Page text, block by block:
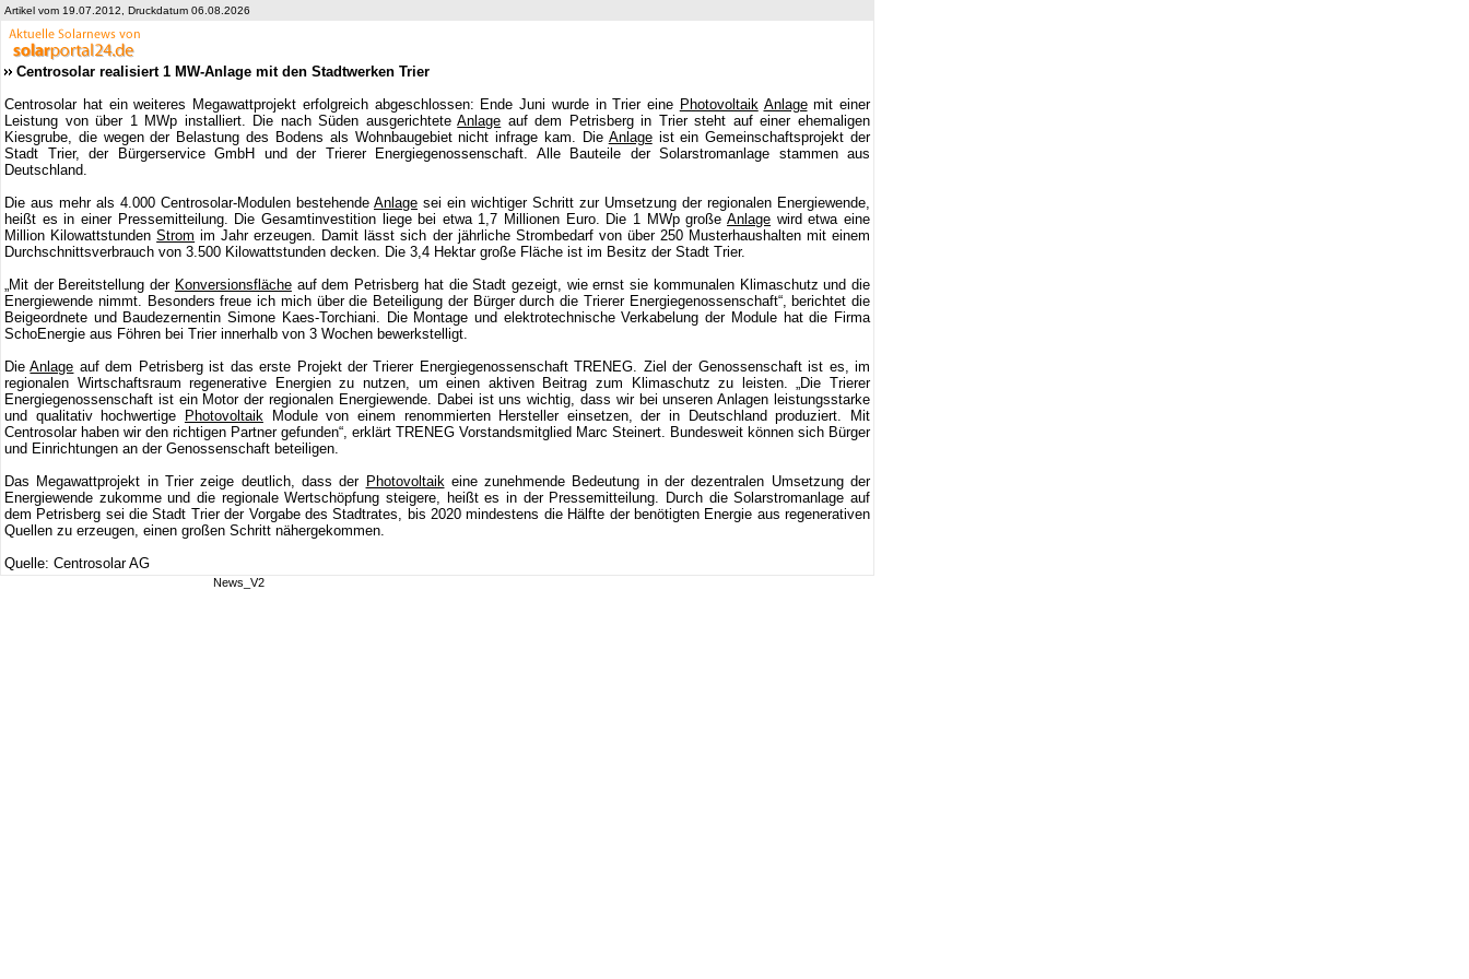
Artikel vom 19.07.2012, Druckdatum 06.08.2026
Centrosolar realisiert 1 MW-Anlage mit den Stadtwerken Trier
Centrosolar hat ein weiteres Megawattprojekt erfolgreich abgeschlossen: Ende Juni wurde in Trier eine Photovoltaik Anlagemit einer
Leistung von über 1 MWp installiert. Die nach Süden ausgerichteteAnlage auf dem Petrisberg in Trier steht auf einer ehemaligen
Kiesgrube, die wegen der Belastung des Bodens als Wohnbaugebiet nicht infrage kam. Die Anlageist ein Gemeinschaftsprojekt der
Stadt Trier, der Bürgerservice GmbH und der Trierer Energiegenossenschaft. Alle Bauteile der Solarstromanlage stammen aus
Deutschland.
Die aus mehr als 4.000 Centrosolar-Modulen bestehende Anlage sei ein wichtiger Schritt zur Umsetzung der regionalen Energiewende,
heißt es in einer Pressemitteilung. Die Gesamtinvestition liege bei etwa 1,7 Millionen Euro. Die 1 MWp großeAnlage wird etwa eine
Million KilowattstundenStrom im Jahr erzeugen. Damit lässt sich der jährliche Strombedarf von über 250 Musterhaushalten mit einem
Durchschnittsverbrauch von 3.500 Kilowattstunden decken. Die 3,4 Hektar große Fläche ist im Besitz der Stadt Trier.
„Mit der Bereitstellung der Konversionsflächeauf dem Petrisberg hat die Stadt gezeigt, wie ernst sie kommunalen Klimaschutz und die
Energiewende nimmt. Besonders freue ich mich über die Beteiligung der Bürger durch die Trierer Energiegenossenschaft“, berichtet die
Beigeordnete und Baudezernentin Simone Kaes-Torchiani. Die Montage und elektrotechnische Verkabelung der Module hat die Firma
SchoEnergie aus Föhren bei Trier innerhalb von 3 Wochen bewerkstelligt.
DieAnlage auf dem Petrisberg ist das erste Projekt der Trierer Energiegenossenschaft TRENEG. Ziel der Genossenschaft ist es, im
regionalen Wirtschaftsraum regenerative Energien zu nutzen, um einen aktiven Beitrag zum Klimaschutz zu leisten. „Die Trierer
Energiegenossenschaft ist ein Motor der regionalen Energiewende. Dabei ist uns wichtig, dass wir bei unseren Anlagen leistungsstarke
und qualitativ hochwertige
PhotovoltaikModule von einem renommierten Hersteller einsetzen, der in Deutschland produziert. Mit
Centrosolar haben wir den richtigen Partner gefunden“, erklärt TRENEG Vorstandsmitglied Marc Steinert. Bundesweit können sich Bürger
und Einrichtungen an der Genossenschaft beteiligen.
Das Megawattprojekt in Trier zeige deutlich, dass der Photovoltaikeine zunehmende Bedeutung in der dezentralen Umsetzung der
Energiewende zukomme und die regionale Wertschöpfung steigere, heißt es in der Pressemitteilung. Durch die Solarstromanlage auf
dem Petrisberg sei die Stadt Trier der Vorgabe des Stadtrates, bis 2020 mindestens die Hälfte der benötigten Energie aus regenerativen
Quellen zu erzeugen, einen großen Schritt nähergekommen.
Quelle: Centrosolar AG
News_V2